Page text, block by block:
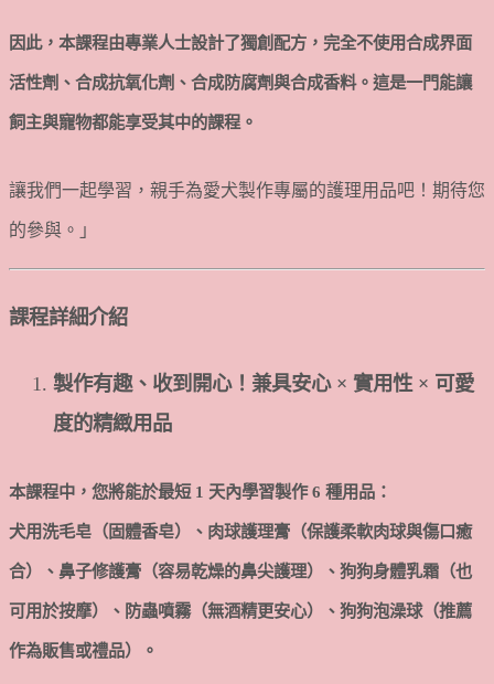
因此，本課程由專業人士設計了獨創配方，完全不使用合成界面
活性劑、合成抗氧化劑、合成防腐劑與合成香料。這是一門能讓
飼主與寵物都能享受其中的課程。
讓我們一起學習，親手為愛犬製作專屬的護理用品吧！期待您
的參與。」
課程詳細介紹
製作有趣、收到開心！兼具安心 × 實用性 × 可愛
度的精緻用品
本課程中，您將能於最短 1 天內學習製作 6 種用品：
犬用洗毛皂（固體香皂）、肉球護理膏（保護柔軟肉球與傷口癒
合）、鼻子修護膏（容易乾燥的鼻尖護理）、狗狗身體乳霜（也
可用於按摩）、防蟲噴霧（無酒精更安心）、狗狗泡澡球（推薦
作為販售或禮品）。